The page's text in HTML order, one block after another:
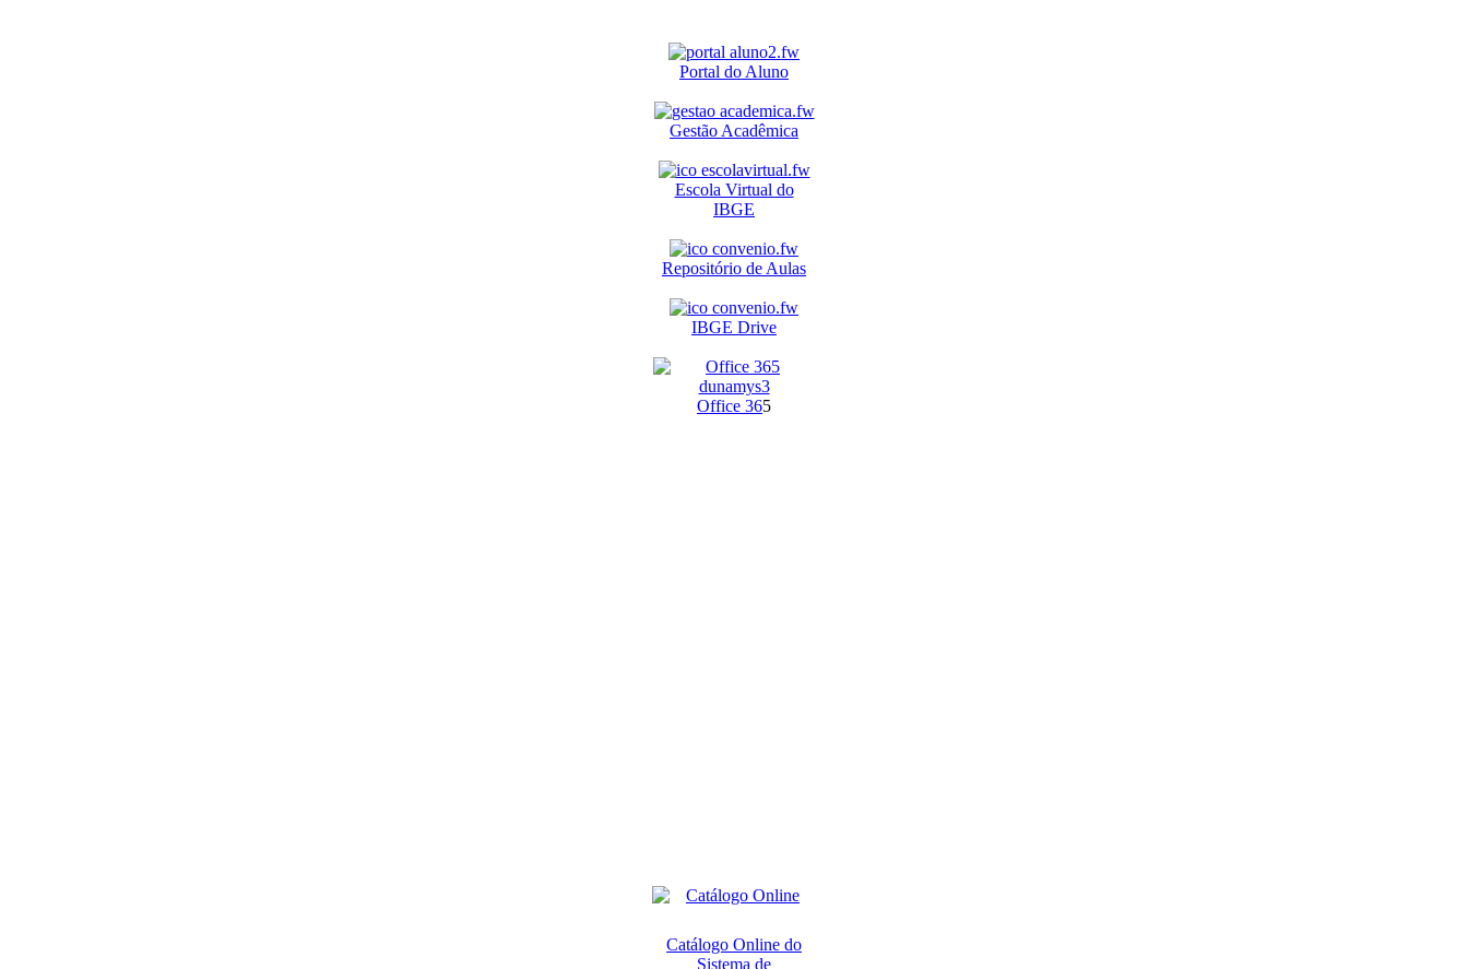
Portal do Aluno
Gestão Acadêmica
Escola Virtual do
IBGE
Repositório de Aulas
IBGE Drive
Office 365
Catálogo Online do
Sistema de